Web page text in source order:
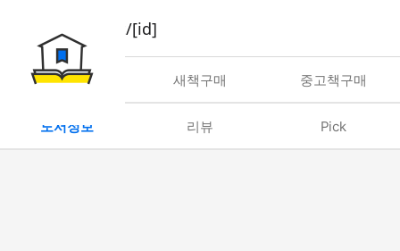
book/rent/[id]
대여 새책구매 중고책구매
도서정보 리뷰 Pick